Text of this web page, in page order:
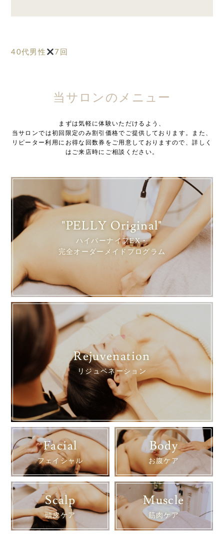
40代男性 7回
当サロンのメニュー
まずは気軽に体験いただけるよう、
当サロンでは初回限定のみ割引価格でご提供しております。また、
リピーター利用にお得な回数券をご用意しておりますので、詳しく
はご来店時にご相談ください。
"PELLY Original"
ハイパーナイフEX・
完全オーダーメイドプログラム
Rejuvenation
リジュベネーション
Facial
フェイシャル
Body
お腹ケア
Scalp
頭皮ケア
Muscle
筋肉ケア